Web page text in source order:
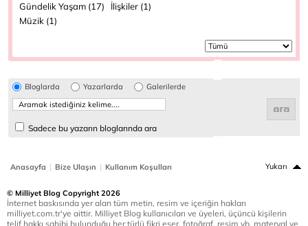
Gündelik Yaşam (17)
İlişkiler (1)
Müzik (1)
Bloglarda Yazarlarda Galerilerde
Sadece bu yazarın bloglarında ara
Anasayfa | Bize Ulaşın | Kullanım Koşulları Yukarı
© Milliyet Blog Copyright 2026
İnternet baskısında yer alan tüm metin, resim ve içeriğin hakları
milliyet.com.tr'ye aittir. Milliyet Blog kullanıcıları ve üyeleri, üçüncü kişilerin
telif hakkı sahibi bulunduğu her türlü fikri eser, fotoğraf, resim vb. materyal ve